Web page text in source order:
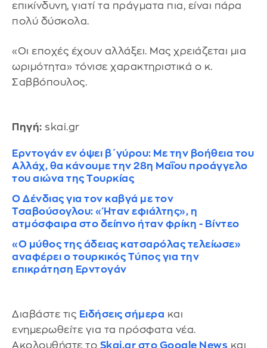
επικίνδυνη, γιατί τα πράγματα πια, είναι πάρα
πολύ δύσκολα.
«Οι εποχές έχουν αλλάξει. Μας χρειάζεται μια
ωριμότητα» τόνισε χαρακτηριστικά ο κ.
Σαββόπουλος.
Πηγή: skai.gr
Ερντογάν εν όψει β΄γύρου: Με την βοήθεια του
Αλλάχ, θα κάνουμε την 28η Μαΐου προάγγελο
του αιώνα της Τουρκίας
Ο Δένδιας για τον καβγά με τον
Τσαβούσογλου: «Ήταν εφιάλτης», η
ατμόσφαιρα στο δείπνο ήταν φρίκη - Βίντεο
«Ο μύθος της άδειας κατσαρόλας τελείωσε»
αναφέρει ο τουρκικός Τύπος για την
επικράτηση Ερντογάν
Διαβάστε τις Ειδήσεις σήμερα και
ενημερωθείτε για τα πρόσφατα νέα.
Ακολουθήστε το Skai.gr στο Google News και